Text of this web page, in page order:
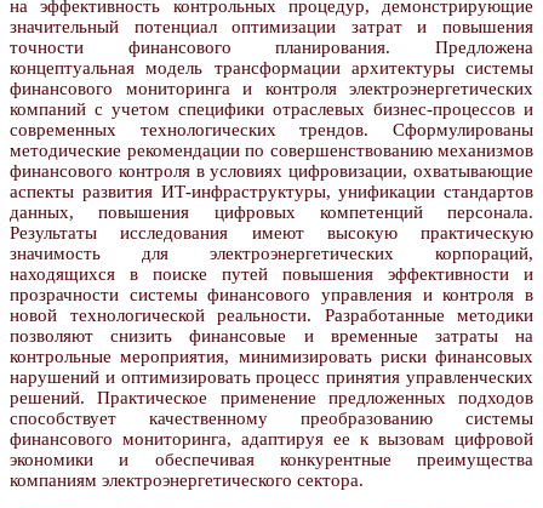
на эффективность контрольных процедур, демонстрирующие
значительный потенциал оптимизации затрат и повышения
точности финансового планирования. Предложена
концептуальная модель трансформации архитектуры системы
финансового мониторинга и контроля электроэнергетических
компаний с учетом специфики отраслевых бизнес-процессов и
современных технологических трендов. Сформулированы
методические рекомендации по совершенствованию механизмов
финансового контроля в условиях цифровизации, охватывающие
аспекты развития ИТ-инфраструктуры, унификации стандартов
данных, повышения цифровых компетенций персонала.
Результаты исследования имеют высокую практическую
значимость для электроэнергетических корпораций,
находящихся в поиске путей повышения эффективности и
прозрачности системы финансового управления и контроля в
новой технологической реальности. Разработанные методики
позволяют снизить финансовые и временные затраты на
контрольные мероприятия, минимизировать риски финансовых
нарушений и оптимизировать процесс принятия управленческих
решений. Практическое применение предложенных подходов
способствует качественному преобразованию системы
финансового мониторинга, адаптируя ее к вызовам цифровой
экономики и обеспечивая конкурентные преимущества
компаниям электроэнергетического сектора.